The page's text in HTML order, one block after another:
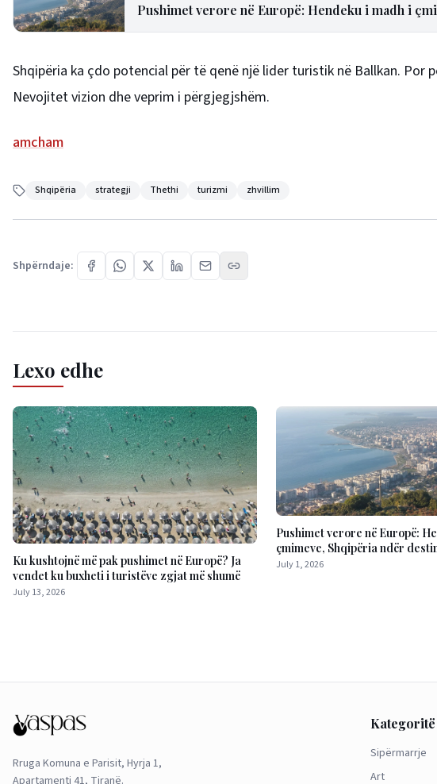
Pushimet verore në Europë: Hendeku i madh i
Shqipëria ka çdo potencial për të qenë një lider turistik në Ballkan.
Nevojitet vizion dhe veprim i përgjegjshëm.
amcham
Shqipëria strategji Thethi turizmi zhvillim
Shpërndaje:
Lexo edhe
Ku kushtojnë më pak pushimet në Europë? Ja
vendet ku buxheti i turistëve zgjat më shumë
July 13, 2026
Pushimet verore në Europë:
çmimeve, Shqipëria ndër
lira
July 1, 2026
Rruga Komuna e Parisit, Hyrja 1,
Apartamenti 41, Tiranë.
Kategoritë
Sipërmarrje
Art